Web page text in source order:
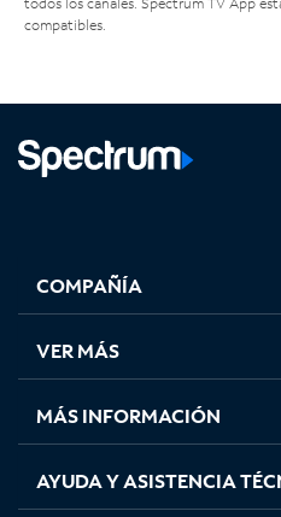
compatibles.
abre
en
pestaña
nueva
abre
en
pestaña
nueva
abre
en
pestaña
nueva
en
nueva
COMPAÑÍA
VER MÁS
MÁS INFORMACIÓN
AYUDA Y ASISTENCIA